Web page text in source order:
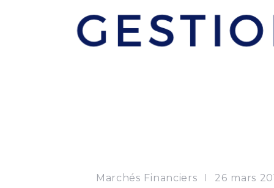
Marchés Financiers 26 mars